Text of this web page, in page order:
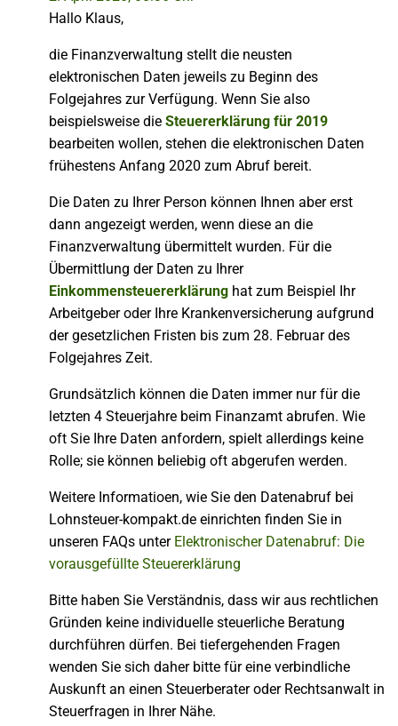
Hallo Klaus,
die Finanzverwaltung stellt die neusten
elektronischen Daten jeweils zu Beginn des
Folgejahres zur Verfügung. Wenn Sie also
beispielsweise die Steuererklärung für 2019
bearbeiten wollen, stehen die elektronischen Daten
frühestens Anfang 2020 zum Abruf bereit.
Die Daten zu Ihrer Person können Ihnen aber erst
dann angezeigt werden, wenn diese an die
Finanzverwaltung übermittelt wurden. Für die
Übermittlung der Daten zu Ihrer
Einkommensteuererklärung hat zum Beispiel Ihr
Arbeitgeber oder Ihre Krankenversicherung aufgrund
der gesetzlichen Fristen bis zum 28. Februar des
Folgejahres Zeit.
Grundsätzlich können die Daten immer nur für die
letzten 4 Steuerjahre beim Finanzamt abrufen. Wie
oft Sie Ihre Daten anfordern, spielt allerdings keine
Rolle; sie können beliebig oft abgerufen werden.
Weitere Informatioen, wie Sie den Datenabruf bei
Lohnsteuer-kompakt.de einrichten finden Sie in
unseren FAQs unter Elektronischer Datenabruf: Die
vorausgefüllte Steuererklärung
Bitte haben Sie Verständnis, dass wir aus rechtlichen
Gründen keine individuelle steuerliche Beratung
durchführen dürfen. Bei tiefergehenden Fragen
wenden Sie sich daher bitte für eine verbindliche
Auskunft an einen Steuerberater oder Rechtsanwalt in
Steuerfragen in Ihrer Nähe.